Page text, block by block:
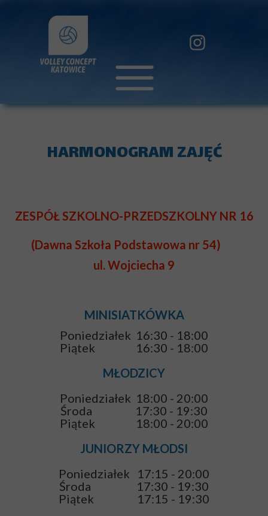
ZESPÓŁ SZKOLNO-PRZEDSZKOLNY NR 16
(Dawna Szkoła Podstawowa nr 54)
ul. Wojciecha 9
MINISIATKÓWKA
Poniedziałek 16:30 - 18:00
Piątek 16:30 - 18:00
MŁODZICY
Poniedziałek 18:00 - 20:00
Środa 17:30 - 19:30
Piątek 18:00 - 20:00
JUNIORZY MŁODSI
Poniedziałek 17:15 - 20:00
Środa 17:30 - 19:30
Piątek 17:15 - 19:30
HARMONOGRAM ZAJĘĆ